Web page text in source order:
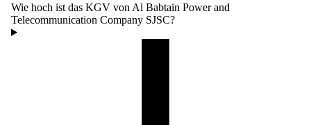
Wie hoch ist das KGV von Al Babtain Power and
Telecommunication Company SJSC?